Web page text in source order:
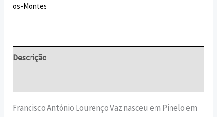
os-Montes
Descrição
Francisco António Lourenço Vaz nasceu em Pinelo em